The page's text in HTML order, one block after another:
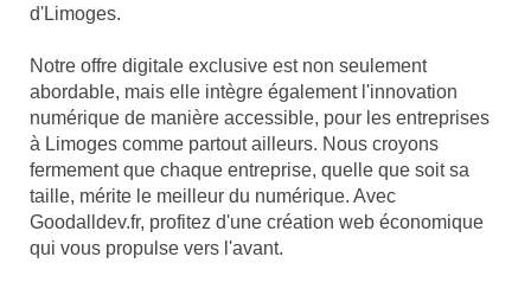
d'Limoges.
Notre offre digitale exclusive est non seulement
abordable, mais elle intègre également l'innovation
numérique de manière accessible, pour les entreprises
à Limoges comme partout ailleurs. Nous croyons
fermement que chaque entreprise, quelle que soit sa
taille, mérite le meilleur du numérique. Avec
Goodalldev.fr, profitez d'une création web économique
qui vous propulse vers l'avant.